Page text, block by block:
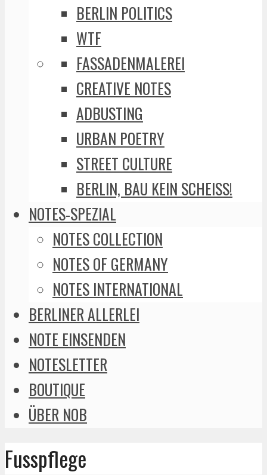
BERLIN POLITICS
WTF
FASSADENMALEREI
CREATIVE NOTES
ADBUSTING
URBAN POETRY
STREET CULTURE
BERLIN, BAU KEIN SCHEISS!
NOTES-SPEZIAL
NOTES COLLECTION
NOTES OF GERMANY
NOTES INTERNATIONAL
BERLINER ALLERLEI
NOTE EINSENDEN
NOTESLETTER
BOUTIQUE
ÜBER NOB
Fusspflege